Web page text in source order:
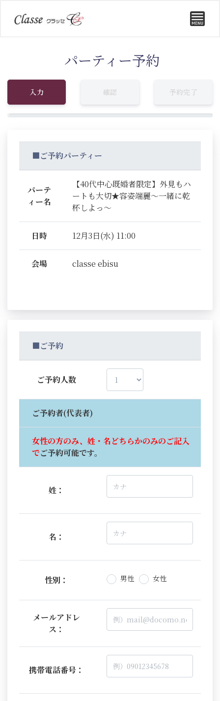
パーティー予約
入力 確認 予約完了
■ご予約パーティー
パーテ
ィー名
【40代中心既婚者限定】外見もハ
ートも大切★容姿端麗～一緒に乾
杯しよっ～
日時 12月3日(水) 11:00
会場 classe ebisu
■ご予約
ご予約人数
ご予約者(代表者)
女性の方のみ、姓・名どちらかのみのご記入
でご予約可能です。
姓：
名：
性別： 男性 女性
メールアドレ
ス：
携帯電話番号：